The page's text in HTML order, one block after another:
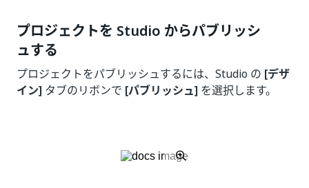
プロジェクトを Studio からパブリッシ
ュする
プロジェクトをパブリッシュするには、Studio の [デザ
イン] タブのリボンで [パブリッシュ] を選択します。